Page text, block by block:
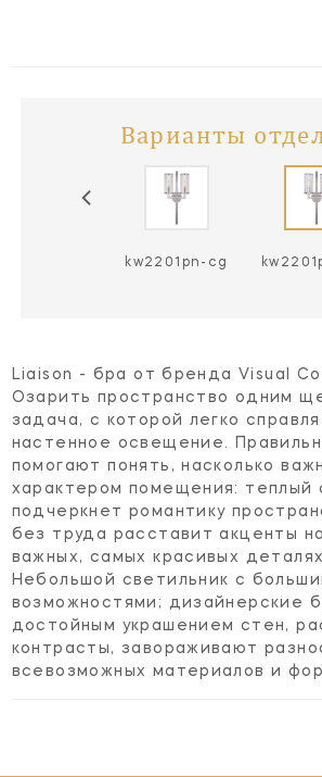
Варианты
kw2201pn-cg
Liaison - бра от бренда Visual
Озарить пространство одним
задача, с которой легко
настенное освещение.
помогают понять, насколько
характером помещения: теплый
подчеркнет романтику
без труда расставит акценты
важных, самых красивых
Небольшой светильник с
возможностями; дизайнерские
достойным украшением стен,
контрасты, завораживают
всевозможных материалов и